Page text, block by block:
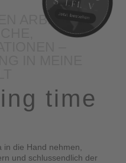
ARBEITEN,
time
die Hand nehmen,
und schlussendlich der